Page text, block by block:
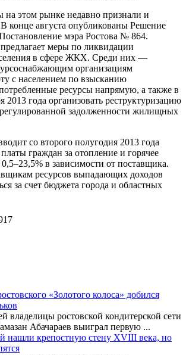
этом рынке недавно признали и
конце августа опубликованы Решение
мэра Ростова № 864.
меры по ликвидации
в сфере ЖКХ. Среди них —
организациям
с населением по взысканию
ресурсы напрямую, а также в
2013 года организовать реструктуризацию
задолженности жилищных
со второго полугодия 2013 года
граждан за отопление и горячее
в зависимости от поставщика.
ресурсов выпадающих доходов
за счет бюджета города и областных
«Золотого колоса» добился
владелицы ростовской кондитерской сети
Абачараев выиграл первую ...
нашли крепостную стену XVIII века, но